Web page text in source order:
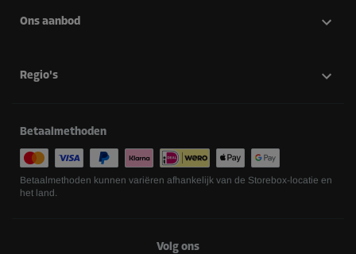
Ons aanbod
Regio's
Betaalmethoden
Betaalmethoden kunnen variëren afhankelijk van de Storebox-locatie en
het land.
Volg ons